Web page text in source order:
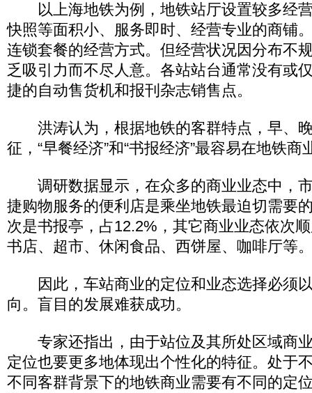
以上海地铁为例，地铁站厅设置较多经
快照等面积小、服务即时、经营专业的商铺
连锁套餐的经营方式。但经营状况因分布不
乏吸引力而不尽人意。各站站台通常没有或
捷的自动售货机和报刊杂志销售点。
洪涛认为，根据地铁的客群特点，早、
征，“早餐经济”和“书报经济”最容易在地铁商
调研数据显示，在众多的商业业态中，
捷购物服务的便利店是乘坐地铁最迫切需要
次是书报亭，占12.2%，其它商业业态依次
书店、超市、休闲食品、西饼屋、咖啡厅等
因此，车站商业的定位和业态选择必须
向。盲目的发展难获成功。
专家还指出，由于站位及其所处区域商
定位也要更多地体现出个性化的特征。处于
不同客群背景下的地铁商业需要有不同的定